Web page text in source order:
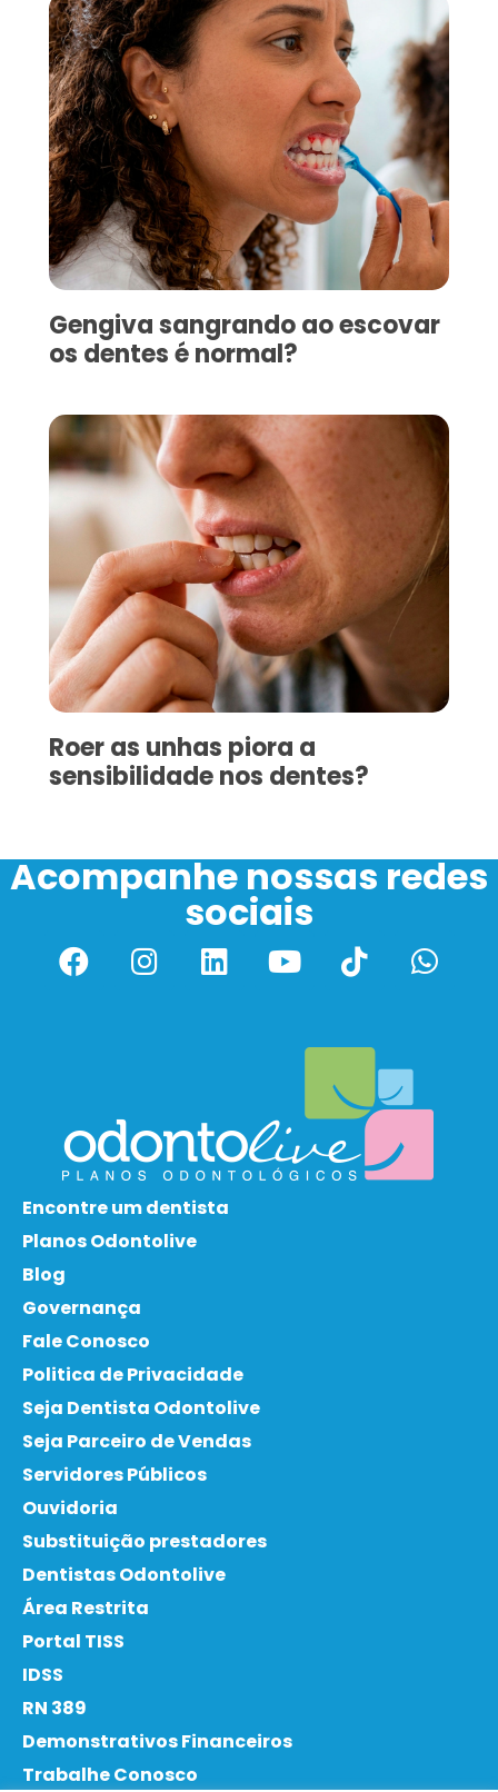
Gengiva sangrando ao escovar
os dentes é normal?
Roer as unhas piora a
sensibilidade nos dentes?
Acompanhe nossas redes
sociais
Encontre um dentista
Planos Odontolive
Blog
Governança
Fale Conosco
Politica de Privacidade
Seja Dentista Odontolive
Seja Parceiro de Vendas
Servidores Públicos
Ouvidoria
Substituição prestadores
Dentistas Odontolive
Área Restrita
Portal TISS
IDSS
RN 389
Demonstrativos Financeiros
Trabalhe Conosco